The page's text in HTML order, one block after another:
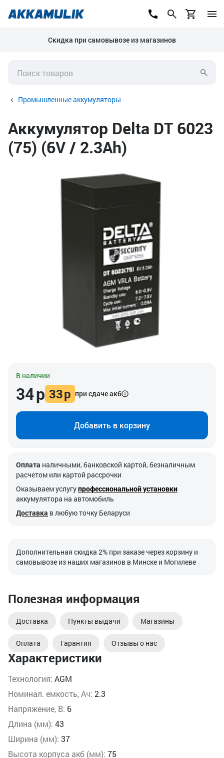
Скидка при самовывозе из магазинов
Промышленные аккумуляторы
Аккумулятор Delta DT 6023
(75) (6V / 2.3Ah)
Характеристики
Технология: AGM
Номинал. емкость, Ач: 2.3
Напряжение, В: 6
Длина (мм): 43
Ширина (мм): 37
Высота корпуса акб (мм): 75
В наличии
34р 33р при сдаче акб
Добавить в корзину
Оплата наличными, банковской картой, безналичным
расчетом или картой рассрочки
Оказываем услугупрофессиональной установки
аккумулятора на автомобиль
Доставка в любую точку Беларуси
Дополнительная скидка 2% при заказе через корзину и
самовывозе из наших магазинов в Минске и Могилеве
Полезная информация
Доставка Пункты выдачи Магазины
Оплата Гарантия Отзывы о нас